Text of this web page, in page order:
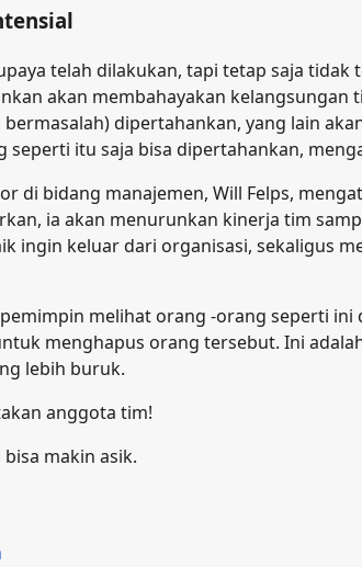
telah dilakukan, tapi tetap saja
akan membahayakan
dipertahankan, yang lain
seperti itu saja bisa dipertahankan,
di bidang manajemen, Will Felps,
ia akan menurunkan kinerja tim
ingin keluar dari organisasi, sekaligus
melihat orang -orang seperti
menghapus orang tersebut. Ini
lebih buruk.
anggota tim!
makin asik.